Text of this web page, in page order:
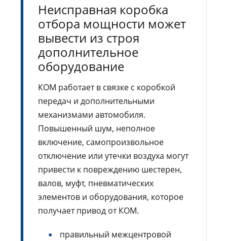
Неисправная коробка
отбора мощности может
вывести из строя
дополнительное
оборудование
КОМ работает в связке с коробкой
передач и дополнительными
механизмами автомобиля.
Повышенный шум, неполное
включение, самопроизвольное
отключение или утечки воздуха могут
привести к повреждению шестерен,
валов, муфт, пневматических
элементов и оборудования, которое
получает привод от КОМ.
правильный межцентровой